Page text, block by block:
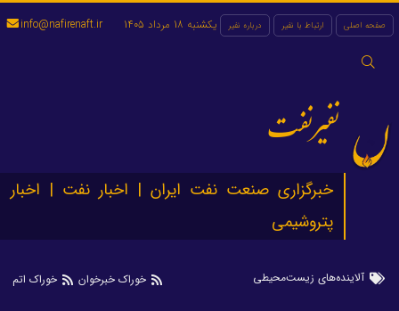
صفحه اصلی ارتباط با نفیر درباره نفیر
جستجو
یکشنبه 18 مرداد 1405 info@nafirenaft.ir
نفیرنفت
خبرگزاری صنعت نفت ایران | اخبار نفت | اخبار
پتروشیمی
آلاینده‌های زیست‌محیطی خوراک خبرخوان خوراک اتم